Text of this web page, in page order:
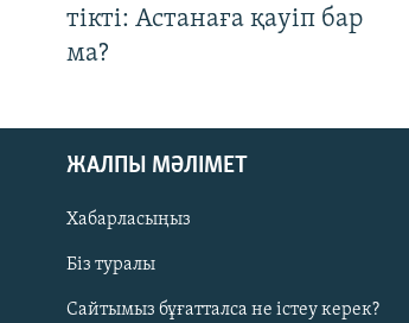
Русский
тікті: Астанаға қауіп бар
ма?
ЖАЛПЫ МӘЛІМЕТ
Хабарласыңыз
Біз туралы
Сайтымыз бұғатталса не істеу керек?